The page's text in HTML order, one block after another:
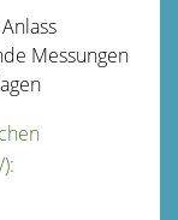
Messungen